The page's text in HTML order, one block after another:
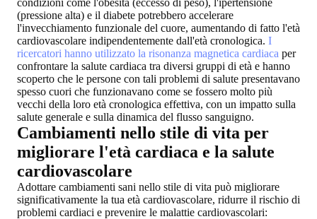
(pressione alta) e il diabete potrebbero accelerare
l'invecchiamento funzionale del cuore, aumentando di fatto l'età
cardiovascolare indipendentemente dall'età cronologica. I
ricercatori hanno utilizzato la risonanza magnetica cardiaca per
confrontare la salute cardiaca tra diversi gruppi di età e hanno
scoperto che le persone con tali problemi di salute presentavano
spesso cuori che funzionavano come se fossero molto più
vecchi della loro età cronologica effettiva, con un impatto sulla
salute generale e sulla dinamica del flusso sanguigno.
Cambiamenti nello stile di vita per
migliorare l'età cardiaca e la salute
cardiovascolare
Adottare cambiamenti sani nello stile di vita può migliorare
significativamente la tua età cardiovascolare, ridurre il rischio di
problemi cardiaci e prevenire le malattie cardiovascolari: